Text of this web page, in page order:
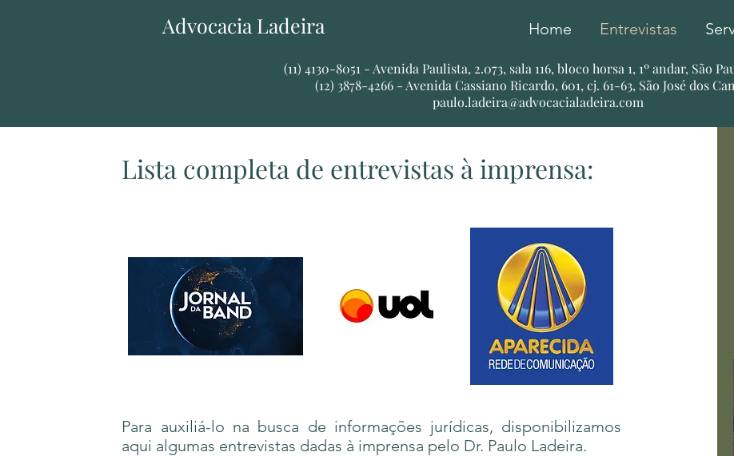
Advocacia Ladeira Home Entrevistas
​​(11) 4130-8051 - Avenida Paulista, 2.073, sala 116, bloco horsa 1, 1º andar, São
(12) 3878-4266 - Avenida Cassiano Ricardo, 601, cj. 61-63, São José dos
paulo.ladeira@advocacialadeira.com
Lista completa de entrevistas à imprensa:
Para auxiliá-lo na busca de informações jurídicas, disponibilizamos
aqui algumas entrevistas dadas à imprensa pelo Dr. Paulo Ladeira.